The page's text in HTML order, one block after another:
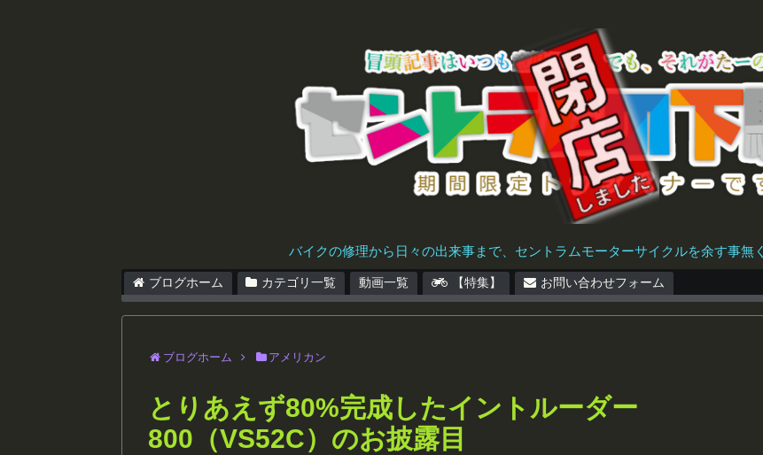
バイクの修理から日々の出来事まで、セントラムモーターサイクルを余す事無
ブログホーム カテゴリ一覧 動画一覧 【特集】 お問い合わせフォーム
ブログホーム アメリカン
とりあえず80%完成したイントルーダー
800（VS52C）のお披露目